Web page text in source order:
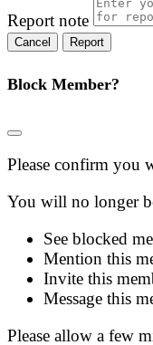
Report note
Report
Block Member?
Please confirm you
You will no longer
See blocked
Mention this
Invite this
Message this
Please allow a few